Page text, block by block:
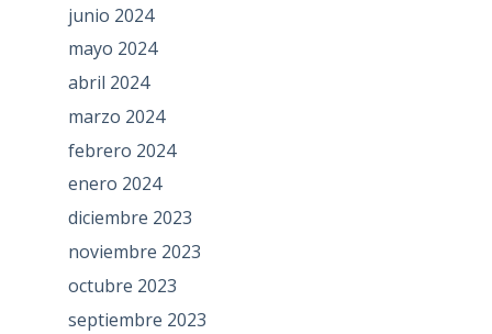
junio 2024
mayo 2024
abril 2024
marzo 2024
febrero 2024
enero 2024
diciembre 2023
noviembre 2023
octubre 2023
septiembre 2023